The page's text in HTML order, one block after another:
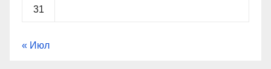
31
« Июл